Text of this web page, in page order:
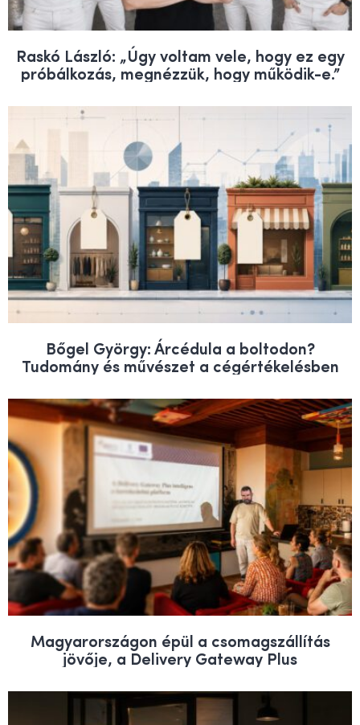
Raskó László: „Úgy voltam vele, hogy ez egy
próbálkozás, megnézzük, hogy működik-e.”
Bőgel György: Árcédula a boltodon?
Tudomány és művészet a cégértékelésben
Magyarországon épül a csomagszállítás
jövője, a Delivery Gateway Plus